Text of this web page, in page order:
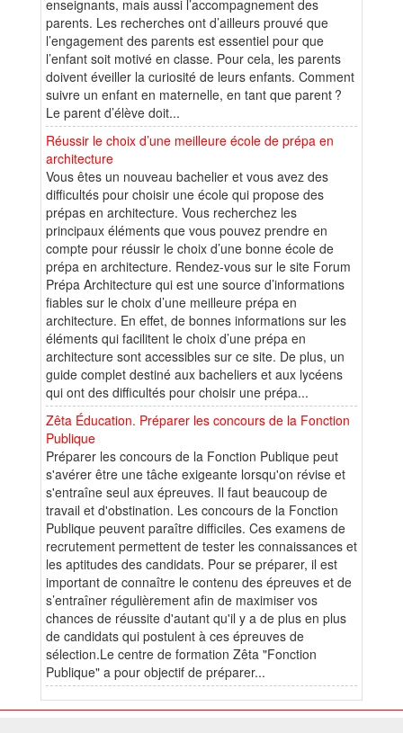
enseignants, mais aussi l’accompagnement des
parents. Les recherches ont d’ailleurs prouvé que
l’engagement des parents est essentiel pour que
l’enfant soit motivé en classe. Pour cela, les parents
doivent éveiller la curiosité de leurs enfants. Comment
suivre un enfant en maternelle, en tant que parent ?
Le parent d’élève doit...
Réussir le choix d’une meilleure école de prépa en
architecture
Vous êtes un nouveau bachelier et vous avez des
difficultés pour choisir une école qui propose des
prépas en architecture. Vous recherchez les
principaux éléments que vous pouvez prendre en
compte pour réussir le choix d’une bonne école de
prépa en architecture. Rendez-vous sur le site Forum
Prépa Architecture qui est une source d’informations
fiables sur le choix d’une meilleure prépa en
architecture. En effet, de bonnes informations sur les
éléments qui facilitent le choix d’une prépa en
architecture sont accessibles sur ce site. De plus, un
guide complet destiné aux bacheliers et aux lycéens
qui ont des difficultés pour choisir une prépa...
Zêta Éducation. Préparer les concours de la Fonction
Publique
Préparer les concours de la Fonction Publique peut
s'avérer être une tâche exigeante lorsqu'on révise et
s'entraîne seul aux épreuves. Il faut beaucoup de
travail et d'obstination. Les concours de la Fonction
Publique peuvent paraître difficiles. Ces examens de
recrutement permettent de tester les connaissances et
les aptitudes des candidats. Pour se préparer, il est
important de connaître le contenu des épreuves et de
s’entraîner régulièrement afin de maximiser vos
chances de réussite d'autant qu'il y a de plus en plus
de candidats qui postulent à ces épreuves de
sélection.Le centre de formation Zêta "Fonction
Publique" a pour objectif de préparer...